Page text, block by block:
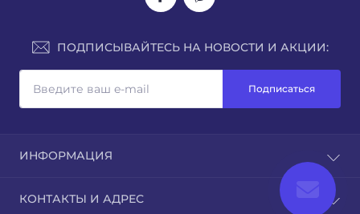
ПОДПИСЫВАЙТЕСЬ НА НОВОСТИ И АКЦИИ:
Подписаться
ИНФОРМАЦИЯ
Доставка
КОНТАКТЫ И АДРЕС